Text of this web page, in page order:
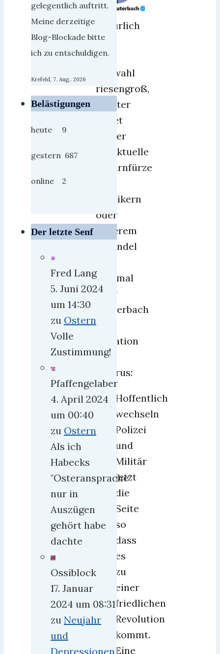
Natürlich
ist
die
Auswahl
riesengroß,
Twitter
bietet
immer
topaktuelle
Gehirnfürze
Politikern
oder
anderem
Gesindel
Diesmal
Herr
Lauterbach
zur
Situation
in
Belarus:
Hoffentlich
wechseln
Polizei
und
Militär
jetzt
die
Seite
so
dass
es
zu
einer
friedlichen
Revolution
kommt.
Eine
gelegentlich auftritt.
Meine derzeitige
Blog-Blockade bitte
ich zu entschuldigen.
Krefeld, 7. Aug.. 2026
Belästigungen
heute 9
gestern 687
online 2
Der letzte Senf
Fred Lang
5. Juni 2024
um 14:30
zu Ostern
Volle
Zustimmung!
Pfaffengelaber
4. April 2024
um 00:40
zu Ostern
Als ich
Habecks
"Osteransprache"
nur in
Auszügen
gehört habe
dachte
Ossiblock
17. Januar
2024 um 08:31
zu Neujahr
und
Depressionen